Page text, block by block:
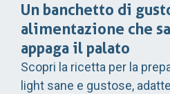
Un banchetto di
alimentazione che
appaga il palato
Scopri la ricetta per la
light sane e gustose,